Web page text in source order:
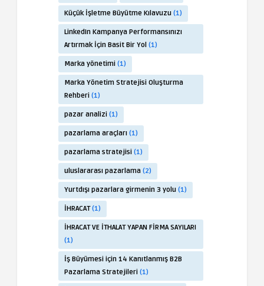
Küçük İşletme Büyütme Kılavuzu (1)
LinkedIn Kampanya Performansınızı
Artırmak İçin Basit Bir Yol (1)
Marka yönetimi (1)
Marka Yönetim Stratejisi Oluşturma
Rehberi (1)
pazar analizi (1)
pazarlama araçları (1)
pazarlama stratejisi (1)
uluslararası pazarlama (2)
Yurtdışı pazarlara girmenin 3 yolu (1)
İHRACAT(1)
İHRACAT VE İTHALAT YAPAN FİRMA SAYILARI
(1)
İş Büyümesi için 14 Kanıtlanmış B2B
Pazarlama Stratejileri (1)